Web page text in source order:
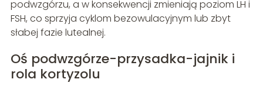
podwzgórzu, a w konsekwencji zmieniają poziom LH i
FSH, co sprzyja cyklom bezowulacyjnym lub zbyt
słabej fazie lutealnej.
Oś podwzgórze-przysadka-jajnik i
rola kortyzolu